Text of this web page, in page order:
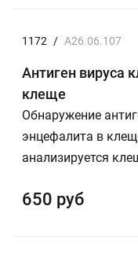
1172 / A26.06.107
Антиген вируса
клеще
Обнаружение
энцефалита в
анализируется
650 руб